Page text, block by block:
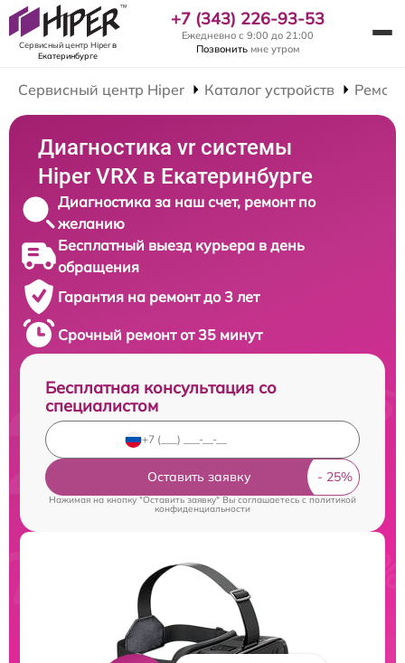
Сервисный центр Hiperв
Екатеринбурге
+7 (343) 226-93-53
Ежедневно с 9:00 до 21:00
Позвонить мне утром
Сервисный центр Hiper Каталог устройств
Диагностика vr системы
Hiper VRX в Екатеринбурге
Диагностика за наш счет, ремонт по
желанию
Бесплатный выезд курьера в день
обращения
Гарантия на ремонт до 3 лет
Срочный ремонт от 35 минут
Бесплатная консультация со
специалистом
Оставить заявку
Нажимая на кнопку "Оставить заявку" Вы соглашаетесь cполитикой
конфиденциальности